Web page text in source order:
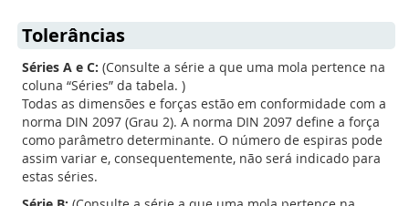
Tolerâncias
Séries A e C: (Consulte a série a que uma mola pertence na
coluna “Séries” da tabela. )
Todas as dimensões e forças estão em conformidade com a
norma DIN 2097 (Grau 2). A norma DIN 2097 define a força
como parâmetro determinante. O número de espiras pode
assim variar e, consequentemente, não será indicado para
estas séries.